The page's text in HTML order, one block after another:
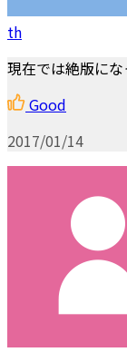
th
現在では絶版にな
Good
2017/01/14